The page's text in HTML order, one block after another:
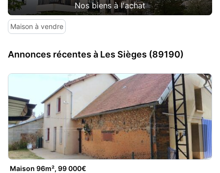
Nos biens à l'achat
Maison à vendre
Annonces récentes à Les Sièges (89190)
Maison 96m², 99 000€